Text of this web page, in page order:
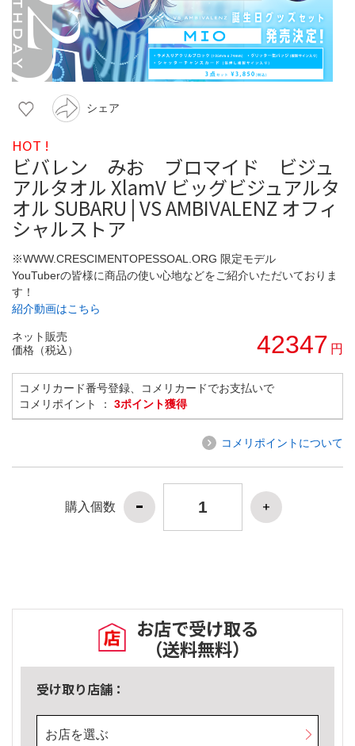
シェア
HOT !
ビバレン みお ブロマイド ビジュ
アルタオル XlamV ビッグビジュアルタ
オル SUBARU | VS AMBIVALENZ オフィ
シャルストア
※WWW.CRESCIMENTOPESSOAL.ORG 限定モデル
YouTuberの皆様に商品の使い心地などをご紹介いただいておりま
す！
紹介動画はこちら
ネット販売
価格（税込）
42347 円
コメリカード番号登録、コメリカードでお支払いで
コメリポイント ： 3ポイント獲得
コメリポイントについて
購入個数
お店で受け取る
（送料無料）
受け取り店舗：
お店を選ぶ